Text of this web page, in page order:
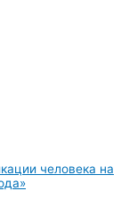
человека на